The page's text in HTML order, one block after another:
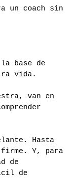
un coach sin
la base de
vida.
van en
Hasta
firme. Y, para
de
de